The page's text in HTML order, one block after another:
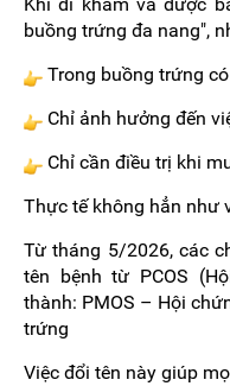
buồng trứng đa nang",
Trong buồng trứng
Chỉ ảnh hưởng đến
Chỉ cần điều trị khi
Thực tế không hẳn như
Từ tháng 5/2026, các
tên bệnh từ PCOS
thành: PMOS – Hội
trứng
Việc đổi tên này giúp